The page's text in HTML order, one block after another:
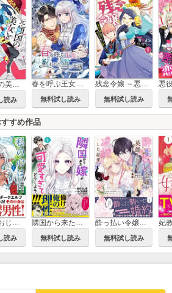
読み 無料試し読み
残念令嬢 ～悪役令嬢に転生したので、残念な方向で応戦します～
無料試し読み
すすめ作品
私の心はおじさんである（コミック）
読み
隣国から来た嫁が可愛すぎてどうしよう。（コミック）
無料試し読み
酔っ払い令嬢が英雄と知らず求婚した結果 ～最強の神獣騎士から溺愛がはじまりました！？～（コミック）
無料試し読み